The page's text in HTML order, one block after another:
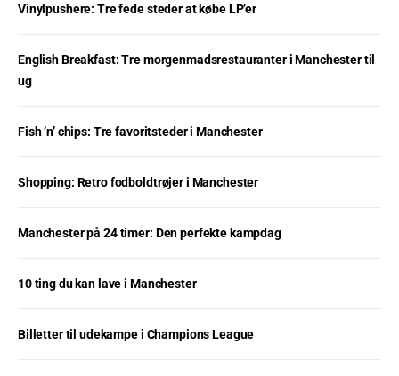
Vinylpushere: Tre fede steder at købe LP’er
English Breakfast: Tre morgenmadsrestauranter i Manchester til
ug
Fish ’n’ chips: Tre favoritsteder i Manchester
Shopping: Retro fodboldtrøjer i Manchester
Manchester på 24 timer: Den perfekte kampdag
10 ting du kan lave i Manchester
Billetter til udekampe i Champions League